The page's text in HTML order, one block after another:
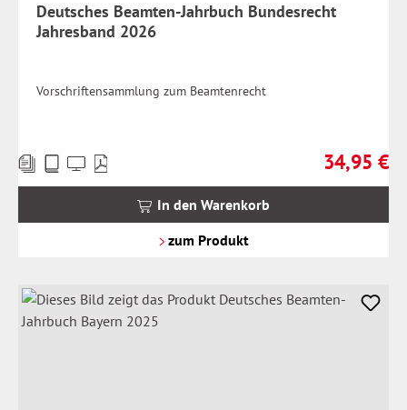
Deutsches Beamten-Jahrbuch Bundesrecht
Jahresband 2026
Vorschriftensammlung zum Beamtenrecht
Regulärer
34,95 €
Preise
inkl.
In den Warenkorb
zum Produkt